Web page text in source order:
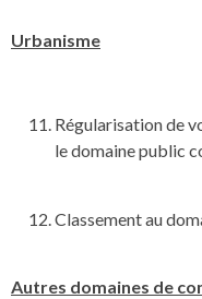
Urbanisme
Régularisation de
le domaine public
Classement au
Autres domaines de